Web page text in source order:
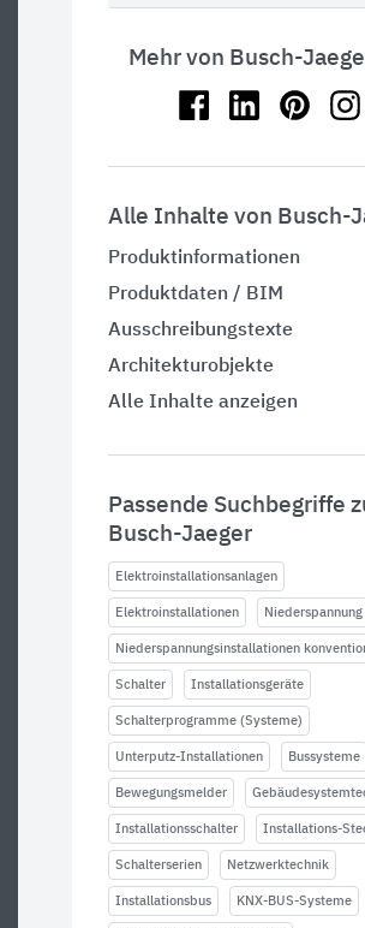
Mehr von Busch-
Alle Inhalte von Busch-
Produktinformationen
Produktdaten / BIM
Ausschreibungstexte
Architekturobjekte
Alle Inhalte anzeigen
Passende Suchbegriffe
Busch-Jaeger
Elektroinstallationsanlagen
Elektroinstallationen Niederspannung
Niederspannungsinstallationen
Schalter Installationsgeräte
Schalterprogramme (Systeme)
Unterputz-Installationen Bussysteme
Bewegungsmelder
Installationsschalter Installations-
Schalterserien Netzwerktechnik
Installationsbus KNX-BUS-Systeme